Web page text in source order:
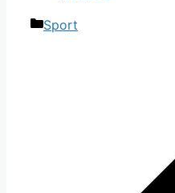
Catégories
Sport